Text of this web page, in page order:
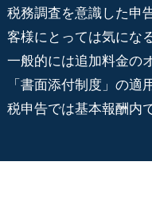
税務調査を意識した申
客様にとっては気にな
一般的には追加料金の
「書面添付制度」の
税申告では基本報酬内